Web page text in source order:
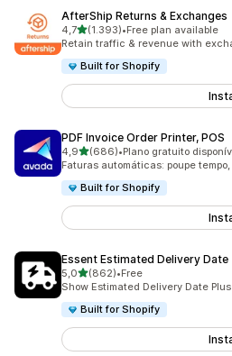
AfterShip Returns & Exchanges
4,7de 5 estrelas
(1.393)
1393 total de avaliações
•Free plan available
Retain traffic & revenue with
Built for Shopify
PDF Invoice Order Printer, POS
4,9de 5 estrelas
(686)
686 total de avaliações
•Plano gratuito
Faturas automáticas: poupe
Built for Shopify
Essent Estimated Delivery Date
5,0de 5 estrelas
(862)
862 total de avaliações
•Free
Show Estimated Delivery Date
Built for Shopify